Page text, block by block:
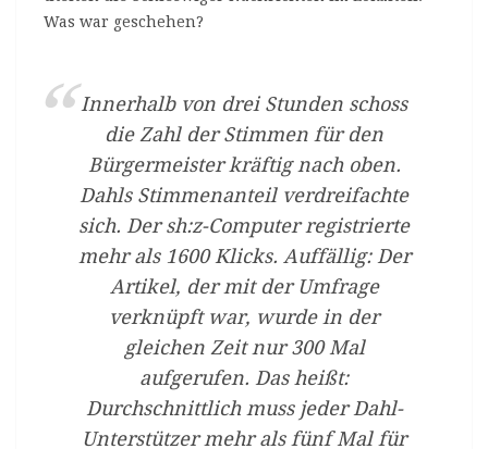
Was war geschehen?
Innerhalb von drei Stunden schoss
die Zahl der Stimmen für den
Bürgermeister kräftig nach oben.
Dahls Stimmenanteil verdreifachte
sich. Der sh:z-Computer registrierte
mehr als 1600 Klicks. Auffällig: Der
Artikel, der mit der Umfrage
verknüpft war, wurde in der
gleichen Zeit nur 300 Mal
aufgerufen. Das heißt:
Durchschnittlich muss jeder Dahl-
Unterstützer mehr als fünf Mal für